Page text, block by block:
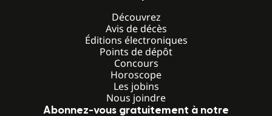
Découvrez
Avis de décès
Éditions électroniques
Points de dépôt
Concours
Horoscope
Les jobins
Nous joindre
Abonnez-vous gratuitement à notre